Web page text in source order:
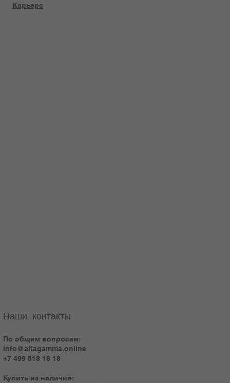
Карьера
Наши контакты
По общим вопросам:
info@altagamma.online
+7 499 518 18 18
Купить из наличия: